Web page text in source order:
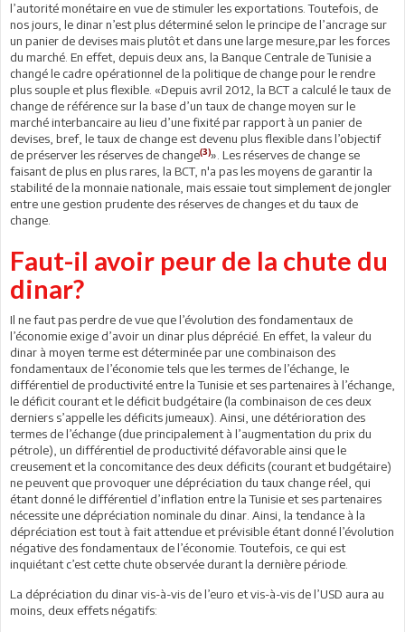
l’autorité monétaire en vue de stimuler les exportations. Toutefois, de
nos jours, le dinar n’est plus déterminé selon le principe de l’ancrage sur
un panier de devises mais plutôt et dans une large mesure,par les forces
du marché. En effet, depuis deux ans, la Banque Centrale de Tunisie a
changé le cadre opérationnel de la politique de change pour le rendre
plus souple et plus flexible. «Depuis avril 2012, la BCT a calculé le taux de
change de référence sur la base d’un taux de change moyen sur le
marché interbancaire au lieu d’une fixité par rapport à un panier de
devises, bref, le taux de change est devenu plus flexible dans l’objectif
de préserver les réserves de change(3)». Les réserves de change se
faisant de plus en plus rares, la BCT, n'a pas les moyens de garantir la
stabilité de la monnaie nationale, mais essaie tout simplement de jongler
entre une gestion prudente des réserves de changes et du taux de
change.
Faut-il avoir peur de la chute du
dinar?
Il ne faut pas perdre de vue que l’évolution des fondamentaux de
l’économie exige d’avoir un dinar plus déprécié. En effet, la valeur du
dinar à moyen terme est déterminée par une combinaison des
fondamentaux de l’économie tels que les termes de l’échange, le
différentiel de productivité entre la Tunisie et ses partenaires à l’échange,
le déficit courant et le déficit budgétaire (la combinaison de ces deux
derniers s’appelle les déficits jumeaux). Ainsi, une détérioration des
termes de l’échange (due principalement à l’augmentation du prix du
pétrole), un différentiel de productivité défavorable ainsi que le
creusement et la concomitance des deux déficits (courant et budgétaire)
ne peuvent que provoquer une dépréciation du taux change réel, qui
étant donné le différentiel d’inflation entre la Tunisie et ses partenaires
nécessite une dépréciation nominale du dinar. Ainsi, la tendance à la
dépréciation est tout à fait attendue et prévisible étant donné l’évolution
négative des fondamentaux de l’économie. Toutefois, ce qui est
inquiétant c’est cette chute observée durant la dernière période.
La dépréciation du dinar vis-à-vis de l’euro et vis-à-vis de l’USD aura au
moins, deux effets négatifs: